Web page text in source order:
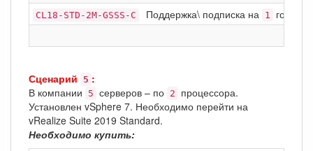
CL18-STD-2M-GSSS-C Поддержка\ подписка на 1 год
Сценарий 5 :
В компании
5 серверов – по 2
процессора.
Установлен vSphere 7. Необходимо перейти на
vRealize Suite 2019 Standard.
Необходимо купить: